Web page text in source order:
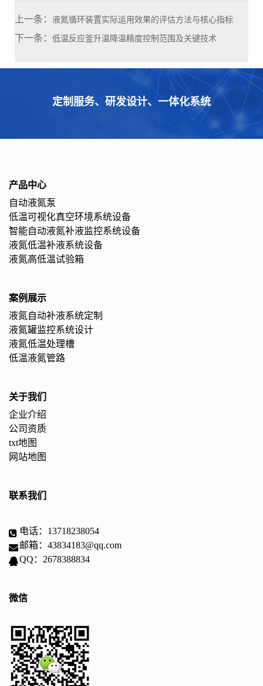
上一条： 液氮循环装置实际运用效果的评估方法与核心指标
下一条： 低温反应釜升温降温精度控制范围及关键技术
定制服务、研发设计、一体化系统
产品中心
自动液氮泵
低温可视化真空环境系统设备
智能自动液氮补液监控系统设备
液氮低温补液系统设备
液氮高低温试验箱
案例展示
液氮自动补液系统定制
液氮罐监控系统设计
液氮低温处理槽
低温液氮管路
关于我们
企业介绍
公司资质
txt地图
网站地图
联系我们
电话：13718238054
邮箱：43834183@qq.com
QQ：2678388834
微信